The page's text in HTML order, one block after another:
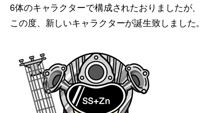
6体のキャラクターで構成されたおりましたが、
この度、新しいキャラクターが誕生致しました。